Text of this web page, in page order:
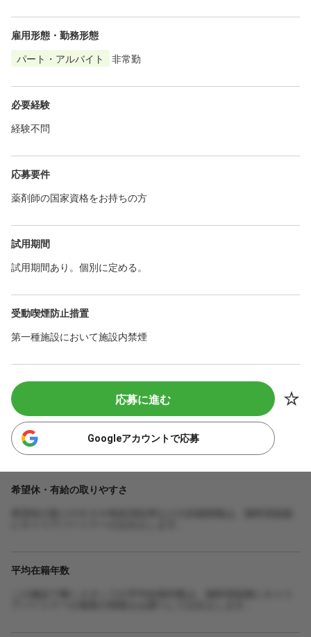
雇用形態・勤務形態
パート・アルバイト
非常勤
必要経験
経験不問
応募要件
薬剤師の国家資格をお持ちの方
試用期間
試用期間あり。個別に定める。
受動喫煙防止措置
第一種施設において施設内禁煙
応募に進む
Googleアカウントで応募
希望休・有給の取りやすさ
平均在籍年数